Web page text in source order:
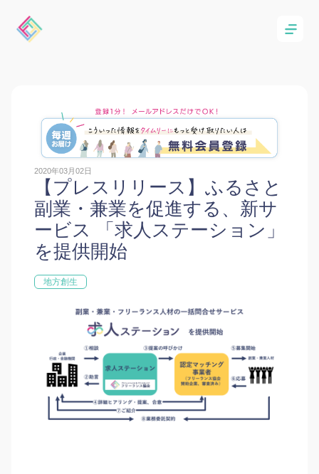
2020年03月02日
【プレスリリース】ふるさと
副業・兼業を促進する、新サ
ービス 「求人ステーション」
を提供開始
地方創生